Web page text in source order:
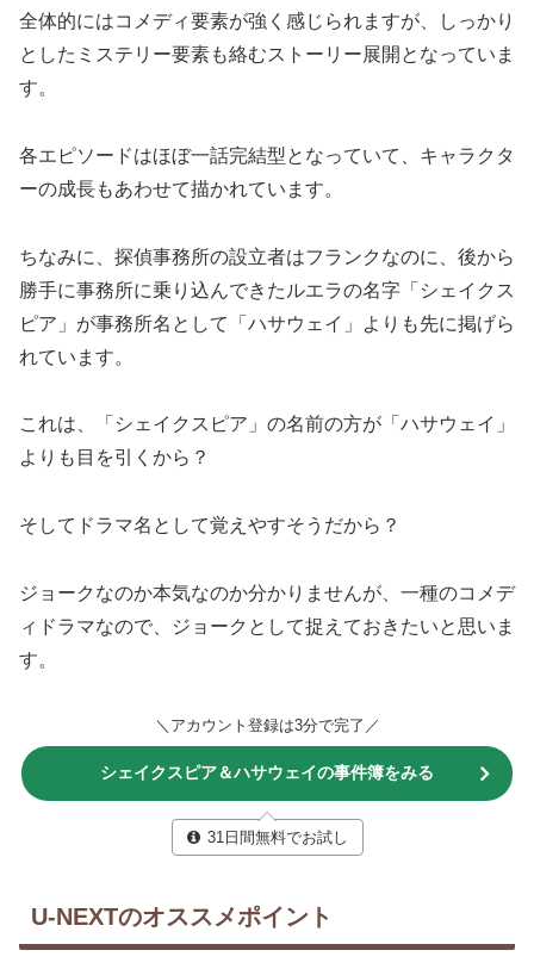
全体的にはコメディ要素が強く感じられますが、しっかり
としたミステリー要素も絡むストーリー展開となっていま
す。
各エピソードはほぼ一話完結型となっていて、キャラクタ
ーの成長もあわせて描かれています。
ちなみに、探偵事務所の設立者はフランクなのに、後から
勝手に事務所に乗り込んできたルエラの名字「シェイクス
ピア」が事務所名として「ハサウェイ」よりも先に掲げら
れています。
これは、「シェイクスピア」の名前の方が「ハサウェイ」
よりも目を引くから？
そしてドラマ名として覚えやすそうだから？
ジョークなのか本気なのか分かりませんが、一種のコメデ
ィドラマなので、ジョークとして捉えておきたいと思いま
す。
＼アカウント登録は3分で完了／
シェイクスピア＆ハサウェイの事件簿をみる
31日間無料でお試し
U-NEXTのオススメポイント